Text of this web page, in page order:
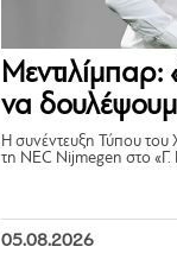
να
Η συνέντευξη Τύπου του
τη NEC Nijmegen στο «Γ.
05.08.2026